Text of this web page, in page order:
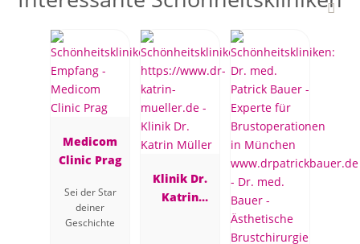
Medicom
Clinic Prag
Sei der Star
deiner
Geschichte
Klinik Dr.
Katrin